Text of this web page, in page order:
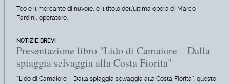
Teo e il mercante di nuvole, è il titolo dell'ultima opera di Marco
Pardini, operatore…
NOTIZIE BREVI
Presentazione libro "Lido di Camaiore – Dalla
spiaggia selvaggia alla Costa Fiorita"
"Lido di Camaiore – Dalla spiaggia selvaggia alla Costa Fiorita": questo